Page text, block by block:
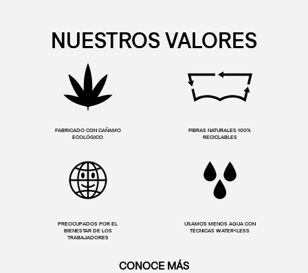
NUESTROS VALORES
FABRICADO CON CAÑAMO
ECOLÓGICO
FIBRAS NATURALES 100%
RECICLABLES
PREOCUPADOS POR EL
BIENESTAR DE LOS
TRABAJADORES
USAMOS MENOS AGUA CON
TÉCNICAS WATER<LESS
CONOCE MÁS